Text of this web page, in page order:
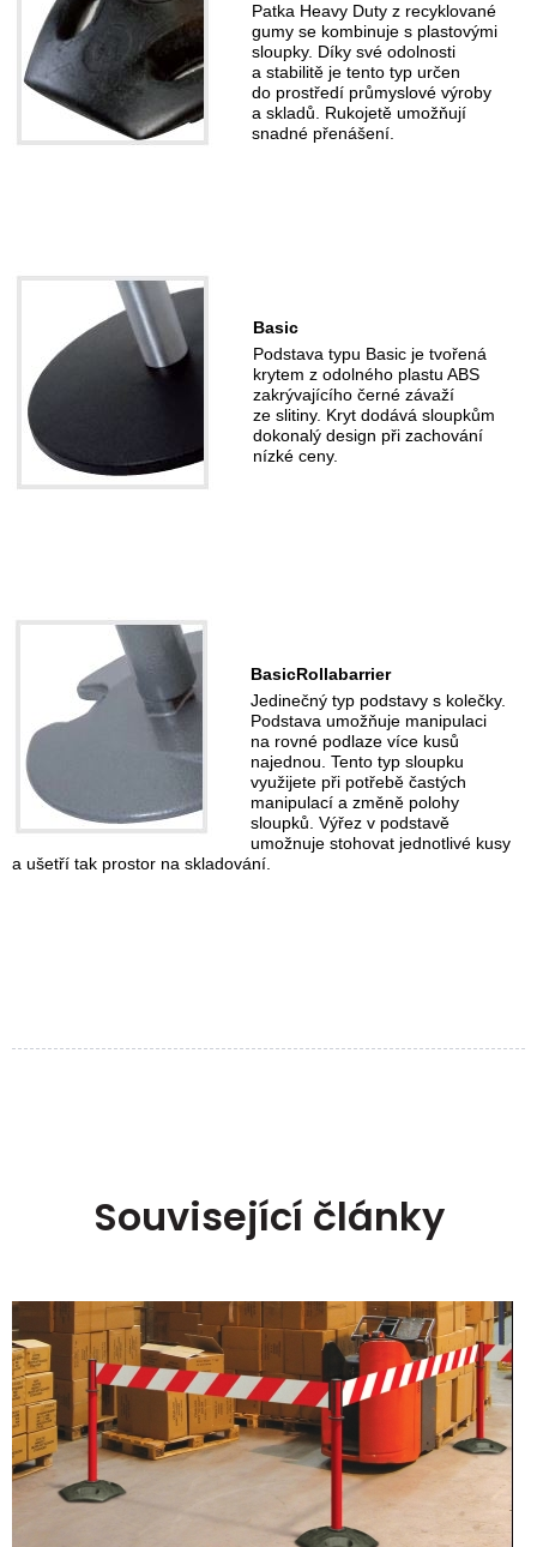
Patka Heavy Duty z recyklované
gumy se kombinuje s plastovými
sloupky. Díky své odolnosti
a stabilitě je tento typ určen
do prostředí průmyslové výroby
a skladů. Rukojetě umožňují
snadné přenášení.
Basic
Podstava typu Basic je tvořená
krytem z odolného plastu ABS
zakrývajícího černé závaží
ze slitiny. Kryt dodává sloupkům
dokonalý design při zachování
nízké ceny.
BasicRollabarrier
Jedinečný typ podstavy s kolečky.
Podstava umožňuje manipulaci
na rovné podlaze více kusů
najednou. Tento typ sloupku
využijete při potřebě častých
manipulací a změně polohy
sloupků. Výřez v podstavě
umožnuje stohovat jednotlivé kusy
a ušetří tak prostor na skladování.
Související články